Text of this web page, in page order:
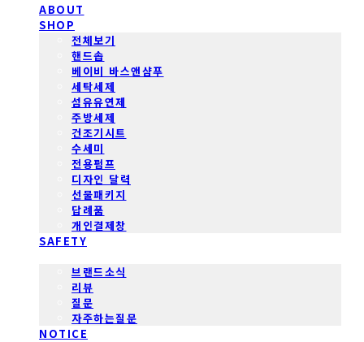
ABOUT
SHOP
전체보기
핸드솝
베이비 바스앤샴푸
세탁세제
섬유유연제
주방세제
건조기시트
수세미
전용펌프
디자인 달력
선물패키지
답례품
개인결제창
SAFETY
브랜드소식
리뷰
질문
자주하는질문
NOTICE